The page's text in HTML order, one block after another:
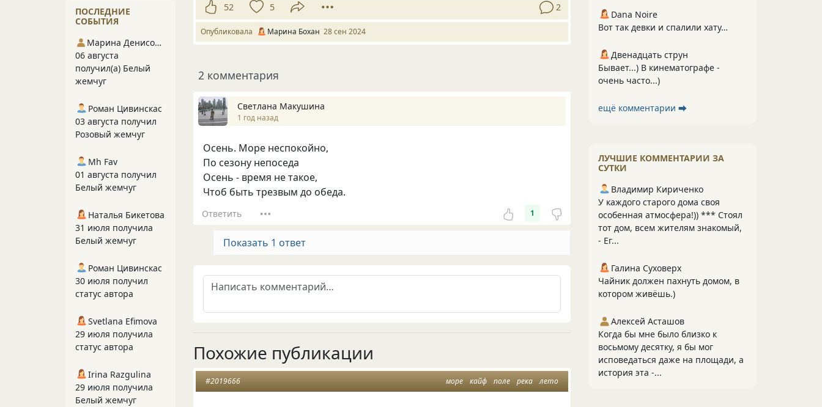
52 5 2
Опубликовала Марина Бохан 28 сен 2024
2 комментария
Светлана Макушина
1 год назад
Осень. Море неспокойно,
По сезону непоседа
Осень - время не такое,
Чтоб быть трезвым до обеда.
Ответить 1
Показать 1 ответ
Похожие публикации
море кайф поле река лето
#2019666
Dana Noire
Вот так девки и спалили хату…
Двенадцать струн
Бывает...) В кинематографе -
очень часто...)
ещё комментарии ⮕
ЛУЧШИЕ КОММЕНТАРИИ ЗА
СУТКИ
Владимир Кириченко
У каждого старого дома своя
особенная атмосфера!)) *** Стоял
тот дом, всем жителям знакомый,
- Ег...
Галина Суховерх
Чайник должен пахнуть домом, в
котором живёшь.)
Алексей Асташов
Когда бы мне было близко к
восьмому десятку, я бы мог
исповедаться даже на площади, а
история эта -...
ПОСЛЕДНИЕ
СОБЫТИЯ
Марина Денисова 5
06 августа
получил(а) Белый
жемчуг
Роман Цивинскас
03 августа получил
Розовый жемчуг
Mh Fav
01 августа получил
Белый жемчуг
Наталья Бикетова
31 июля получила
Белый жемчуг
Роман Цивинскас
30 июля получил
статус автора
Svetlana Efimova
29 июля получила
статус автора
Irina Razgulina
29 июля получила
Белый жемчуг